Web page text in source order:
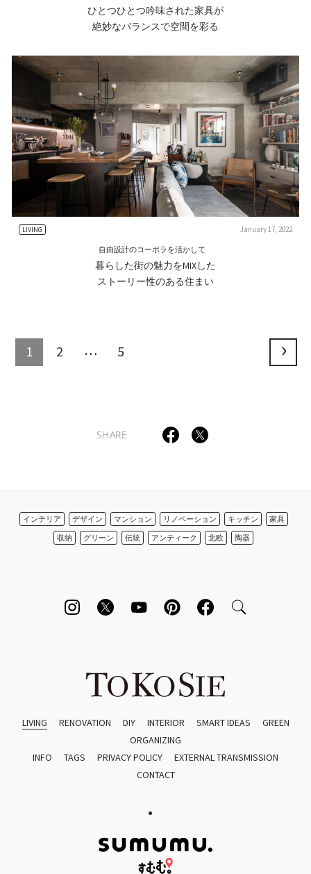
ひとつひとつ吟味された家具が
絶妙なバランスで空間を彩る
LIVING January 17, 2022
自由設計のコーポラを活かして
暮らした街の魅力をMIXした
ストーリー性のある住まい
1 2 … 5
SHARE
インテリア デザイン マンション リノベーション キッチン
家具
収納
グリーン 伝統 アンティーク 北欧 陶器
LIVING RENOVATION DIY INTERIOR SMART IDEAS
GREEN
ORGANIZING
INFO
TAGS PRIVACY POLICY
EXTERNAL TRANSMISSION
CONTACT